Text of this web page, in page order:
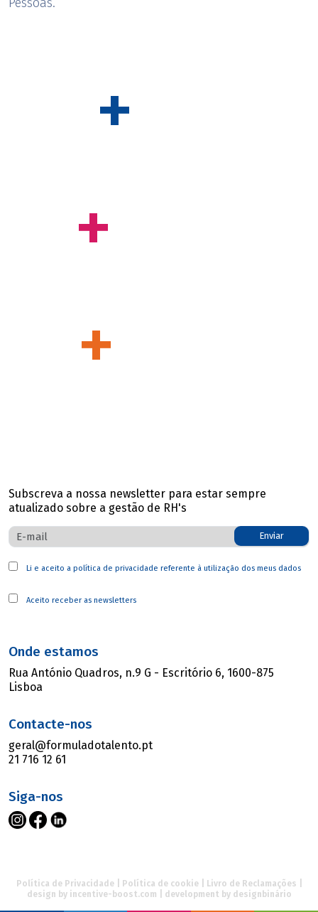
+
+
+
Subscreva a nossa newsletter para estar sempre
atualizado sobre a gestão de RH's
Enviar
Li e aceito a política de privacidade referente à utilização dos meus dados
Aceito receber as newsletters
Onde estamos
Rua António Quadros, n.9 G - Escritório 6, 1600-875
Lisboa
Contacte-nos
geral@formuladotalento.pt
21 716 12 61
Siga-nos
Política de Privacidade| Política de cookie| Livro de Reclamações
design by incentive-boost.com | development by designbinário